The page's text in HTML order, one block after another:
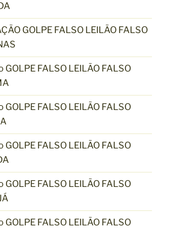
GOLPE FALSO LEILÃO FALSO
FALSO LEILÃO FALSO
FALSO LEILÃO FALSO
FALSO LEILÃO FALSO
FALSO LEILÃO FALSO
FALSO LEILÃO FALSO